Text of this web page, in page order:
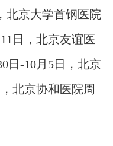
北京大学首钢医院
诊，破解癫痫疑难
日，北京友谊医
助，破解癫痫难
日-10月5日，北京
亲诊+癫痫大额救
北京协和医院周